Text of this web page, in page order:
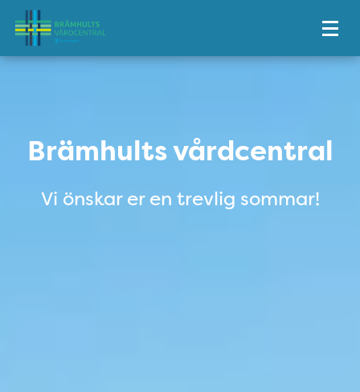
Tillgänglighetsmeny
Brämhults vårdcentral
Brämhults vårdcentral
Vi önskar er en trevlig sommar!